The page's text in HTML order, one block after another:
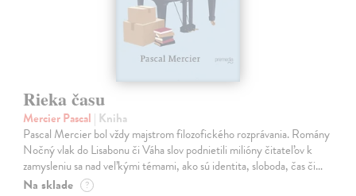
Rieka času
Mercier Pascal | Kniha
Pascal Mercier bol vždy majstrom filozofického rozprávania. Romány
Nočný vlak do Lisabonu či Váha slov podnietili milióny čitateľov k
zamysleniu sa nad veľkými témami, ako sú identita, sloboda, čas či…
Na sklade ?